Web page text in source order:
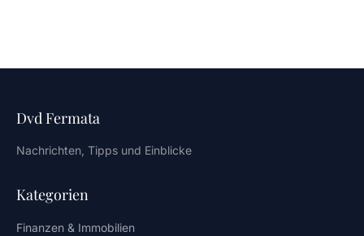
Dvd Fermata
Nachrichten, Tipps und Einblicke
Kategorien
Finanzen & Immobilien